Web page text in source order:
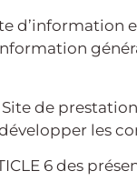
d’information
de
les
6 des